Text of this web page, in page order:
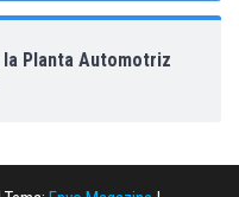
la Planta Automotriz